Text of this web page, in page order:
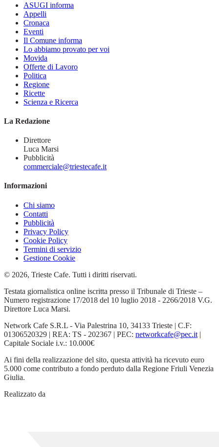
ASUGI informa
Appelli
Cronaca
Eventi
Il Comune informa
Lo abbiamo provato per voi
Movida
Offerte di Lavoro
Politica
Regione
Ricette
Scienza e Ricerca
La Redazione
Direttore
Luca Marsi
Pubblicità
commerciale@triestecafe.it
Informazioni
Chi siamo
Contatti
Pubblicità
Privacy Policy
Cookie Policy
Termini di servizio
Gestione Cookie
© 2026, Trieste Cafe. Tutti i diritti riservati.
Testata giornalistica online iscritta presso il Tribunale di Trieste –
Numero registrazione 17/2018 del 10 luglio 2018 - 2266/2018 V.G.
Direttore Luca Marsi.
Network Cafe S.R.L - Via Palestrina 10, 34133 Trieste | C.F:
01306520329 | REA: TS - 202367 | PEC: networkcafe@pec.it |
Capitale Sociale i.v.: 10.000€
Ai fini della realizzazione del sito, questa attività ha ricevuto euro
5.000 come contributo a fondo perduto dalla Regione Friuli Venezia
Giulia.
Realizzato da